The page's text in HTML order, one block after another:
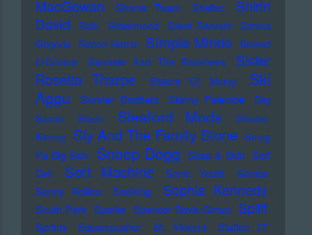
MacGowan
Shania Twain Shellac
Shirin
David
Sido Silbermond Silent Servant Simina
Grigoriu Simon Harris Simple Minds Sinead
O'Connor
Siouxsie And The Banshees
Sister
Rosetta Tharpe
Sisters Of Mercy
Ski
Aggu
Skinner Brothers Skinny Pelembe
Sky
Saxon
Slade Sleaford Mods
Sleater-
Kinney Sly And The Family Stone Smag
Pa Dig Selv Snoop Dogg Soap & Skin Soft
Cell
Soft Machine Sonic Youth
Sonics
Sonny Rollins
Soolking Sophia Kennedy
South Park Sparks Spencer Davis Group Spliff
Sprints Squarepusher St. Vincent
Station 17